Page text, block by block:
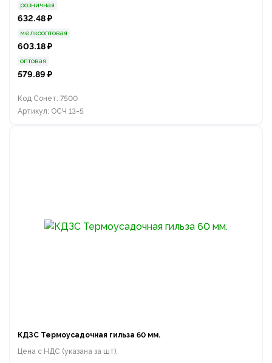
розничная
632.48 ₽
мелкооптовая
603.18 ₽
оптовая
579.89 ₽
Код Сонет: 7500
Артикул: ОСЧ 13-5
КДЗС Термоусадочная гильза 60 мм.
Цена с НДС (указана за шт):